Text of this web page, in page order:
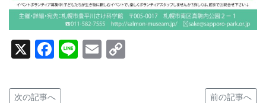
X Facebook
LineEmail
次の記事へ 前の記事へ